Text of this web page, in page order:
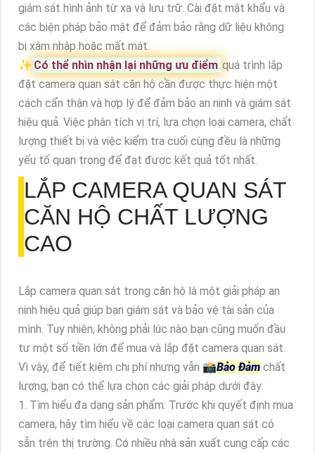
giám sát hình ảnh từ xa và lưu trữ. Cài đặt mật khẩu và
các biện pháp bảo mật để đảm bảo rằng dữ liệu không
bị xâm nhập hoặc mất mát.
✨ Có thể nhìn nhận lại những ưu điểm quá trình lắp
đặt camera quan sát căn hộ cần được thực hiện một
cách cẩn thận và hợp lý để đảm bảo an ninh và giám sát
hiệu quả. Việc phân tích vị trí, lựa chọn loại camera, chất
lượng thiết bị và việc kiểm tra cuối cùng đều là những
yếu tố quan trọng để đạt được kết quả tốt nhất.
LẮP CAMERA QUAN SÁT
CĂN HỘ CHẤT LƯỢNG
CAO
Lắp camera quan sát trong căn hộ là một giải pháp an
ninh hiệu quả giúp bạn giám sát và bảo vệ tài sản của
mình. Tuy nhiên, không phải lúc nào bạn cũng muốn đầu
tư một số tiền lớn để mua và lắp đặt camera quan sát.
Vì vậy, để tiết kiệm chi phí nhưng vẫn 📸Bảo Đảm chất
lượng, bạn có thể lựa chọn các giải pháp dưới đây:
1. Tìm hiểu đa dạng sản phẩm: Trước khi quyết định mua
camera, hãy tìm hiểu về các loại camera quan sát có
sẵn trên thị trường. Có nhiều nhà sản xuất cung cấp các